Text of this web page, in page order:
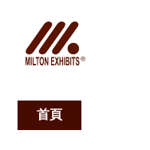
導
首頁